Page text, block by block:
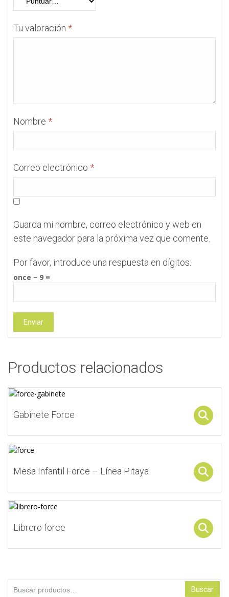
Tu valoración *
Nombre *
Correo electrónico *
Guarda mi nombre, correo electrónico y web en
este navegador para la próxima vez que comente.
Por favor, introduce una respuesta en dígitos:
once − 9 =
Productos relacionados
Gabinete Force
Mesa Infantil Force – Línea Pitaya
Librero force
Buscar por: Buscar